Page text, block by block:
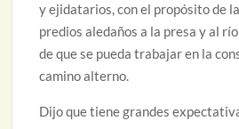
y ejidatarios, con el propósito de
predios aledaños a la presa y al
de que se pueda trabajar en la
camino alterno.
Dijo que tiene grandes